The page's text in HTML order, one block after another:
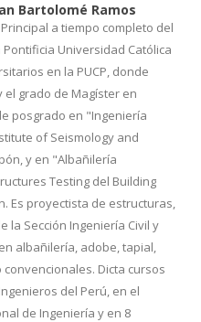
Bartolomé Ramos
a tiempo completo del
Universidad Católica
en la PUCP, donde
el grado de Magíster en
posgrado en "Ingeniería
of Seismology and
y en "Albañilería
Testing del Building
Es proyectista de estructuras,
la Sección Ingeniería Civil y
albañilería, adobe, tapial,
Dicta cursos
del Perú, en el
de Ingeniería y en 8